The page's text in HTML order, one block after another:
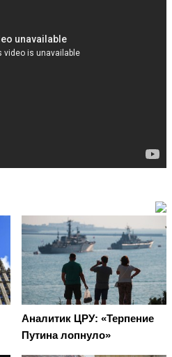
Аналитик ЦРУ: «Терпение
Путина лопнуло»